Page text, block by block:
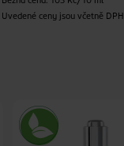
Uvedené ceny jsou včetně DPH